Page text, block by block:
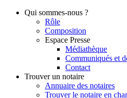
Qui sommes-nous ?
Rôle
Composition
Espace Presse
Médiathèque
Communiqués et
Contact
Trouver un notaire
Annuaire des notaires
Trouver le notaire en